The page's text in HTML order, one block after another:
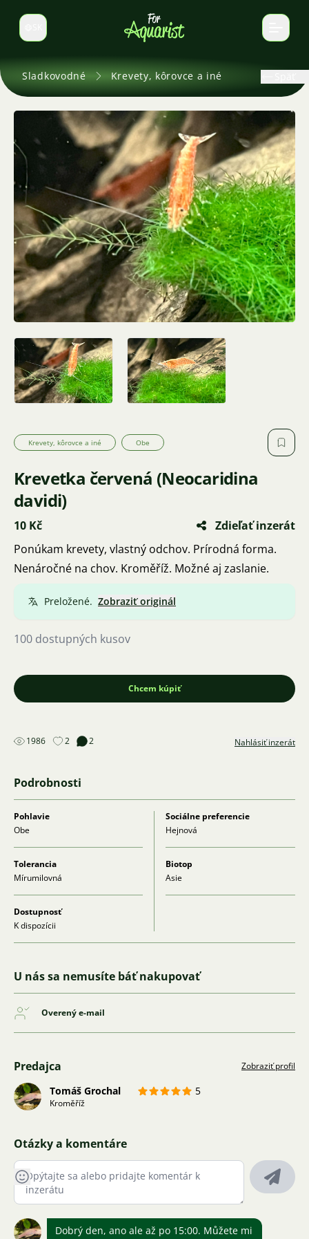
Prepnúť jazyk
Sladkovodné Krevety, kôrovce a iné
Krevety, kôrovce a iné Obe
Krevetka červená (Neocaridina
davidi)
10 Kč
Zdieľať inzerát
Ponúkam krevety, vlastný odchov. Prírodná forma.
Nenáročné na chov. Kroměříž. Možné aj zaslanie.
Preložené. Zobraziť originál
100 dostupných kusov
Chcem kúpiť
1986 2 2 Nahlásiť inzerát
Podrobnosti
Pohlavie
Obe
Sociálne preferencie
Hejnová
Tolerancia
Mírumilovná
Biotop
Asie
Dostupnosť
K dispozícii
U nás sa nemusíte báť nakupovať
Overený e-mail
Predajca Zobraziť profil
Tomáš Grochal 5
Kroměříž
Otázky a komentáre
Dobrý den, ano ale až po 15:00. Můžete mi